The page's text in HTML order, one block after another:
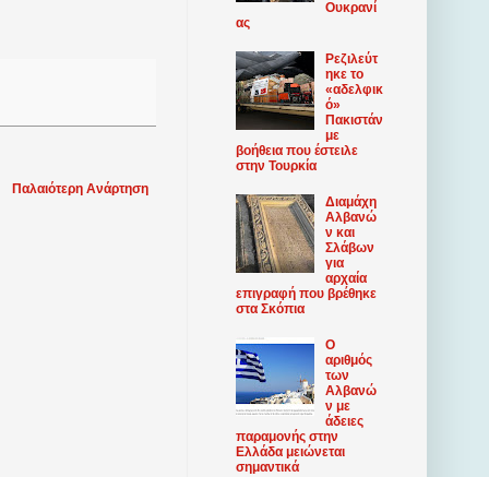
Παλαιότερη Ανάρτηση
Ουκρανί
ας
Ρεζιλεύτ
ηκε το
«αδελφικ
ό»
Πακιστάν
με
βοήθεια που έστειλε
στην Τουρκία
Διαμάχη
Αλβανώ
ν και
Σλάβων
για
αρχαία
επιγραφή που βρέθηκε
στα Σκόπια
Ο
αριθμός
των
Αλβανώ
ν με
άδειες
παραμονής στην
Ελλάδα μειώνεται
σημαντικά